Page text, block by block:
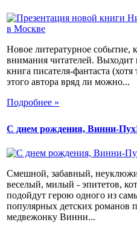
Новое литературное событие,
внимания читателей. Выходит
книга писателя-фантаста (хотя
этого автора вряд ли можно...
Подробнее »
С днем рождения, Винни-
Смешной, забавный,
веселый, милый - эпитетов,
подойдут герою одного из
популярных детских романов
медвежонку Винни...